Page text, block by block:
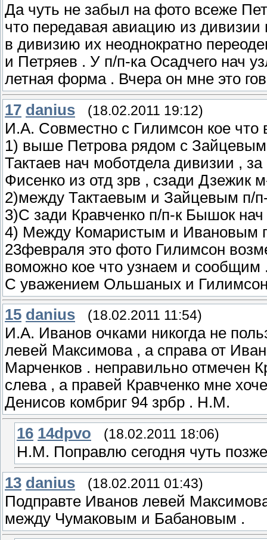
Да чуть не забыл на фото всеже
что передавая авиацию из дивизии
в дивизию их неоднократно
и Петряев . У п/п-ка Осадчего нач
летная форма . Вчера он мне это
17 danius (18.02.2011 19:12)
И.А. Совместно с Гилимсон кое
1) выше Петрова рядом с Зайцевым
Тактаев нач моботдела дивизии ,
Фисенко из отд зрв , сзади Дзежик
2)между Тактаевым и Зайцевым п/п-
3)С зади Кравченко п/п-к Бышок
4) Между Комаристым и Ивановым
23февраля это фото Гилимсон
воможно кое что узнаем и сообщим
С уважением Ольшаных и
15 danius (18.02.2011 11:54)
И.А. Иванов очками никогда не
левей Максимова , а справа от
Марченков . неправильно отмечен
слева , а правей Кравченко мне
Денисов комбриг 94 зрбр . Н.М.
16 14dpvo (18.02.2011 18:06)
Н.М. Поправлю сегодня чуть позже
13 danius (18.02.2011 01:43)
Подправте Иванов левей
между Чумаковым и Бабановым .